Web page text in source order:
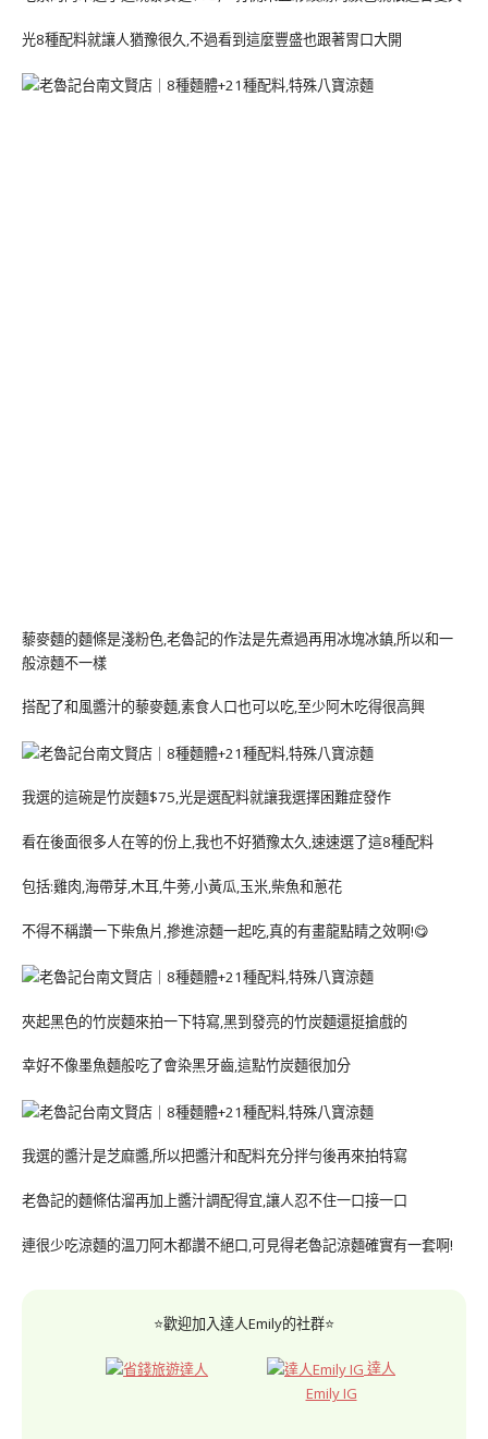
光8種配料就讓人猶豫很久,不過看到這麼豐盛也跟著胃口大開
藜麥麵的麵條是淺粉色,老魯記的作法是先煮過再用冰塊冰鎮,所以和一
般涼麵不一樣
搭配了和風醬汁的藜麥麵,素食人口也可以吃,至少阿木吃得很高興
我選的這碗是竹炭麵$75,光是選配料就讓我選擇困難症發作
看在後面很多人在等的份上,我也不好猶豫太久,速速選了這8種配料
包括:雞肉,海帶芽,木耳,牛蒡,小黃瓜,玉米,柴魚和蔥花
不得不稱讚一下柴魚片,摻進涼麵一起吃,真的有畫龍點睛之效啊!😋
夾起黑色的竹炭麵來拍一下特寫,黑到發亮的竹炭麵還挺搶戲的
幸好不像墨魚麵般吃了會染黑牙齒,這點竹炭麵很加分
我選的醬汁是芝麻醬,所以把醬汁和配料充分拌勻後再來拍特寫
老魯記的麵條估溜再加上醬汁調配得宜,讓人忍不住一口接一口
連很少吃涼麵的溫刀阿木都讚不絕口,可見得老魯記涼麵確實有一套啊!
⭐歡迎加入達人Emily的社群⭐
達人
Emily IG